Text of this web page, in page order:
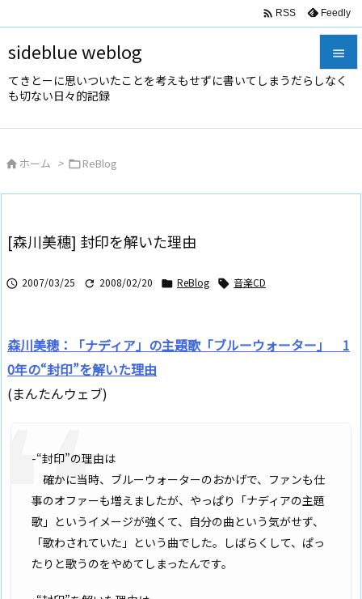
sideblue weblog
てきとーに思いついたことを考えもせずに書いてしまうだらしなく
も切ない日々的記録



 RSS Feedly
 ホーム > ReBlog
[森川美穗] 封印を解いた理由
 2007/03/25  2008/02/20  ReBlog  音楽CD
森川美穂：「ナディア」の主題歌「ブルーウォーター」 1
0年の“封印”を解いた理由
(まんたんウェブ)
-“封印”の理由は
確かに当時、ブルーウォーターのおかげで、ファンも仕
事のオファーも増えましたが、やっぱり「ナディアの主題
歌」というイメージが強くて、自分の曲という気がせず、
「歌わされていた」という曲でした。しばらくして、ぱっ
たりと歌うのをやめてしまったんです。